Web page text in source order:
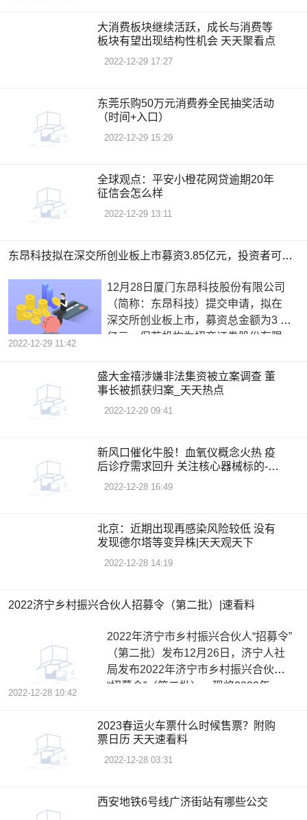
大消费板块继续活跃，成长与消费等
板块有望出现结构性机会 天天聚看点
2022-12-29 17:27
东莞乐购50万元消费券全民抽奖活动
（时间+入口）
2022-12-29 15:29
全球观点：平安小橙花网贷逾期20年
征信会怎么样
2022-12-29 13:11
东昂科技拟在深交所创业板上市募资3.85亿元，投资者可保持关注|世界即时看
12月28日厦门东昂科技股份有限公司
（简称：东昂科技）提交申请，拟在
深交所创业板上市，募资总金额为3 85
亿元，保荐机构为招商证券股份有限
2022-12-29 11:42
盛大金禧涉嫌非法集资被立案调查 董
事长被抓获归案_天天热点
2022-12-29 09:41
新风口催化牛股！血氧仪概念火热 疫
后诊疗需求回升 关注核心器械标的-天
2022-12-28 16:49
北京：近期出现再感染风险较低 没有
发现德尔塔等变异株|天天观天下
2022-12-28 14:19
2022济宁乡村振兴合伙人招募令（第二批）|速看料
2022年济宁市乡村振兴合伙人“招募令”
（第二批）发布12月26日，济宁人社
局发布2022年济宁市乡村振兴合伙人
“招募令”（第二批），现将2022年
2022-12-28 10:42
2023春运火车票什么时候售票？附购
票日历 天天速看料
2022-12-28 03:31
西安地铁6号线广济街站有哪些公交